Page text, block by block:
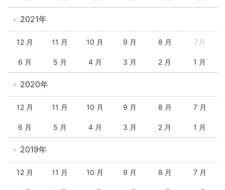
2021年
12 月 11 月 10 月 9 月 8 月 7月
6 月 5 月 4 月 3 月 2 月 1 月
2020年
12 月 11 月 10 月 9 月 8 月 7 月
6 月 5 月 4 月 3 月 2 月 1 月
2019年
12 月 11 月 10 月 9 月 8 月 7 月